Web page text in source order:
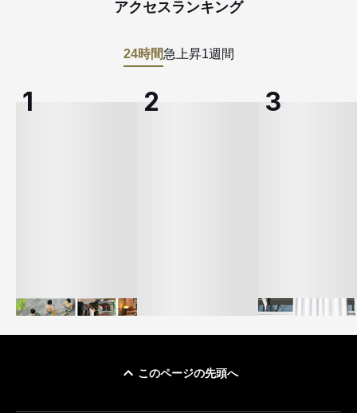
アクセスランキング
24時間急上昇1週間
このページの先頭へ